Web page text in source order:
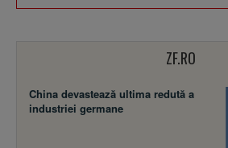
ZF.RO
China devastează ultima redută a
industriei germane